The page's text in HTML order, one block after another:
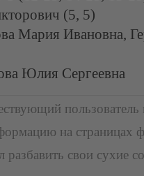
(5, 5)
Мария Ивановна,
Юлия Сергеевна
пользователь
на страницах
разбавить свои сухие